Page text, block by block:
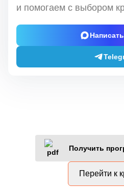
и помогаем с выбором
Получить
Перейти к